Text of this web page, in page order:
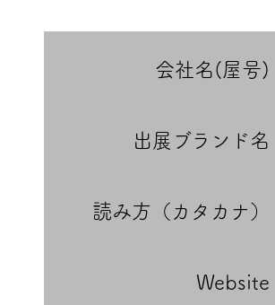
会社名(屋号)
出展ブランド名
読み方（カタカナ）
Website